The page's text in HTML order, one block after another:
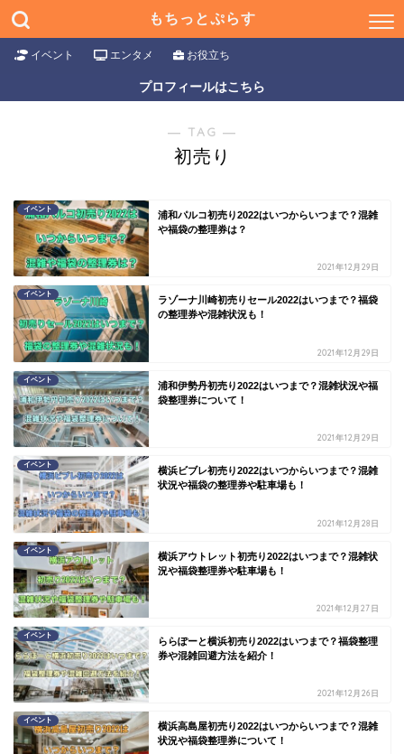
もちっとぷらす
イベント エンタメ お役立ち
プロフィールはこちら
― TAG ―
初売り
イベント
浦和パルコ初売り2022はいつからいつまで？混雑
や福袋の整理券は？
2021年12月29日
イベント
ラゾーナ川崎初売りセール2022はいつまで？福袋
の整理券や混雑状況も！
2021年12月29日
イベント
浦和伊勢丹初売り2022はいつまで？混雑状況や福
袋整理券について！
2021年12月29日
イベント
横浜ビブレ初売り2022はいつからいつまで？混雑
状況や福袋の整理券や駐車場も！
2021年12月28日
イベント
横浜アウトレット初売り2022はいつまで？混雑状
況や福袋整理券や駐車場も！
2021年12月27日
イベント
ららぽーと横浜初売り2022はいつまで？福袋整理
券や混雑回避方法を紹介！
2021年12月26日
イベント
横浜高島屋初売り2022はいつからいつまで？混雑
状況や福袋整理券について！